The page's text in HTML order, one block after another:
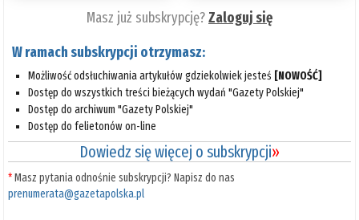
Masz już subskrypcję?Zaloguj się
W ramach subskrypcji otrzymasz:
Możliwość odsłuchiwania artykułów gdziekolwiek jesteś [NOWOŚĆ]
Dostęp do wszystkich treści bieżących wydań "Gazety Polskiej"
Dostęp do archiwum "Gazety Polskiej"
Dostęp do felietonów on-line
Dowiedz się więcej o subskrypcji»
*Masz pytania odnośnie subskrypcji? Napisz do nas
prenumerata@gazetapolska.pl